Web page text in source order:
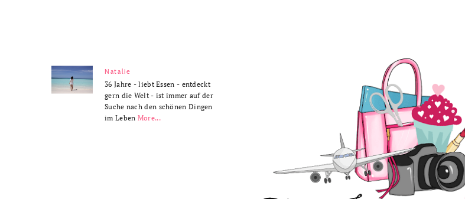
Natalie
36 Jahre - liebt Essen - entdeckt
gern die Welt - ist immer auf der
Suche nach den schönen Dingen
im Leben More...